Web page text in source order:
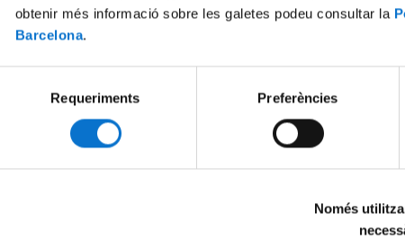
obtenir més informació sobre les galetes podeu consultar la
Barcelona.
consentiment
Requeriments Preferències
Només